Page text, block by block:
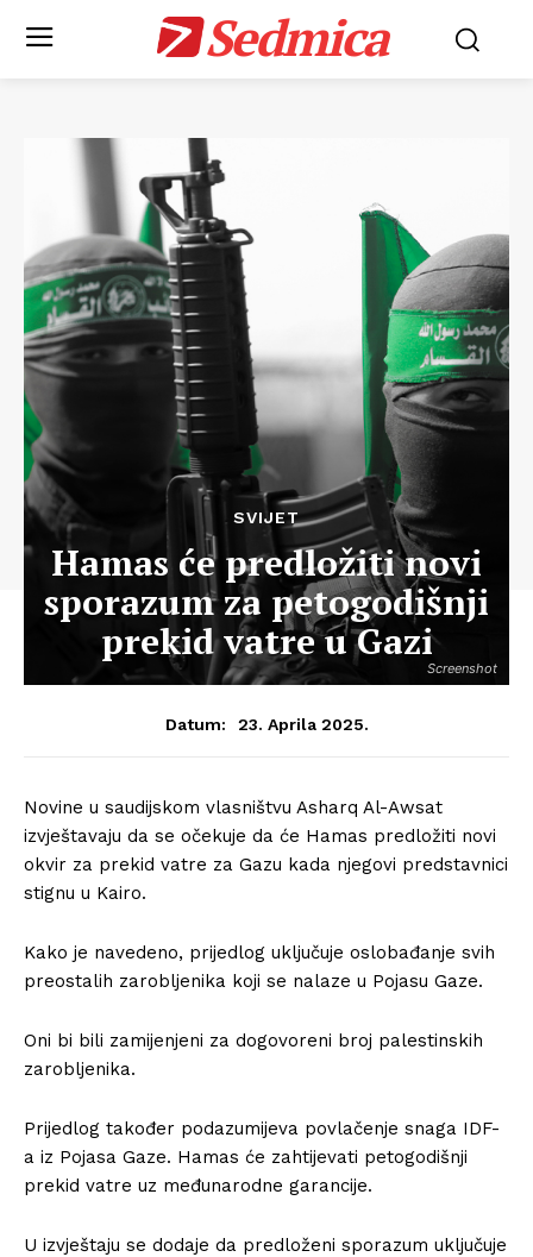
Sedmica
Screenshot
SVIJET
Hamas će predložiti novi
sporazum za petogodišnji
prekid vatre u Gazi
Datum: 23. Aprila 2025.
Novine u saudijskom vlasništvu Asharq Al-Awsat
izvještavaju da se očekuje da će Hamas predložiti novi
okvir za prekid vatre za Gazu kada njegovi predstavnici
stignu u Kairo.
Kako je navedeno, prijedlog uključuje oslobađanje svih
preostalih zarobljenika koji se nalaze u Pojasu Gaze.
Oni bi bili zamijenjeni za dogovoreni broj palestinskih
zarobljenika.
Prijedlog također podazumijeva povlačenje snaga IDF-
a iz Pojasa Gaze. Hamas će zahtijevati petogodišnji
prekid vatre uz međunarodne garancije.
U izvještaju se dodaje da predloženi sporazum uključuje